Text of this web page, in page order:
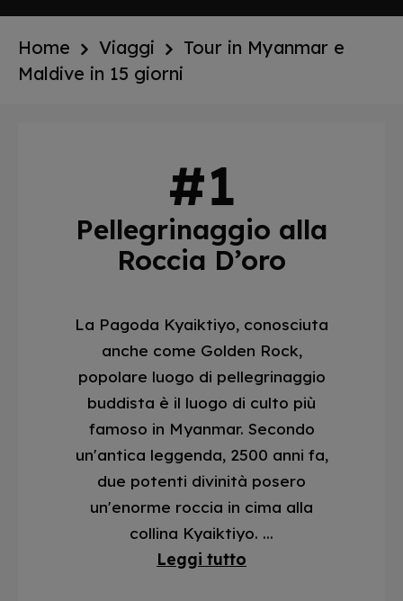
Home Viaggi
Tour in Myanmar e
Maldive in 15 giorni
Pellegrinaggio alla
Roccia D’oro
La Pagoda Kyaiktiyo, conosciuta
anche come Golden Rock,
popolare luogo di pellegrinaggio
buddista è il luogo di culto più
famoso in Myanmar. Secondo
un'antica leggenda, 2500 anni fa,
due potenti divinità posero
un'enorme roccia in cima alla
collina Kyaiktiyo. ...
Leggi tutto